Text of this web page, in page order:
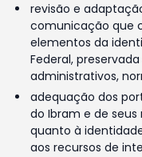
revisão e
comunicação que
elementos da
Federal,
administrativos,
adequação dos
do Ibram e de seus
quanto à
aos recursos de